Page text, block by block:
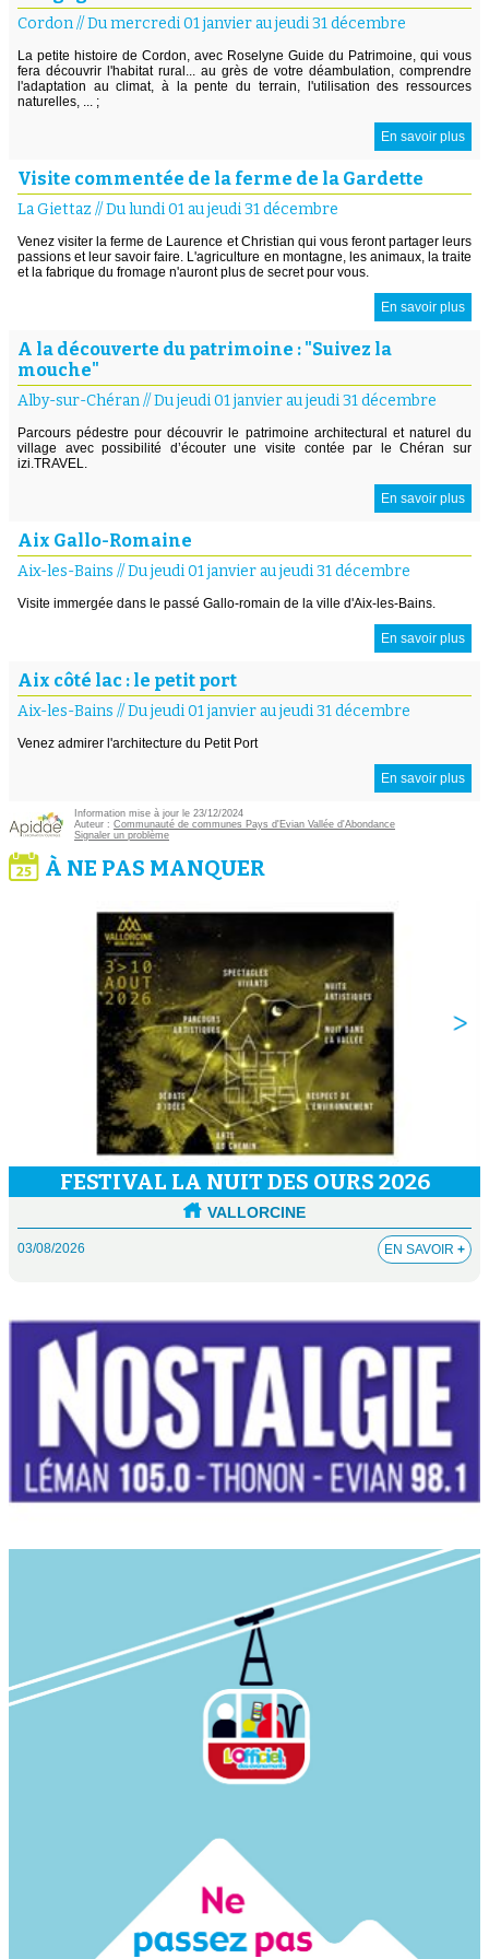
Cordon//Du mercredi 01 janvier au jeudi 31 décembre
La petite histoire de Cordon, avec Roselyne Guide du Patrimoine, qui vous
fera découvrir l'habitat rural... au grès de votre déambulation, comprendre
l'adaptation au climat, à la pente du terrain, l'utilisation des ressources
naturelles, ... ;
En savoir plus
Visite commentée de la ferme de la Gardette
La Giettaz //Du lundi 01 au jeudi 31 décembre
Venez visiter la ferme de Laurence et Christian qui vous feront partager leurs
passions et leur savoir faire. L'agriculture en montagne, les animaux, la traite
et la fabrique du fromage n'auront plus de secret pour vous.
En savoir plus
A la découverte du patrimoine : "Suivez la
mouche"
Alby-sur-Chéran//Du jeudi 01 janvier au jeudi 31 décembre
Parcours pédestre pour découvrir le patrimoine architectural et naturel du
village avec possibilité d’écouter une visite contée par le Chéran sur
izi.TRAVEL.
En savoir plus
Aix Gallo-Romaine
Aix-les-Bains //Du jeudi 01 janvier au jeudi 31 décembre
Visite immergée dans le passé Gallo-romain de la ville d'Aix-les-Bains.
En savoir plus
Aix côté lac : le petit port
Aix-les-Bains //Du jeudi 01 janvier au jeudi 31 décembre
Venez admirer l'architecture du Petit Port
En savoir plus
Information mise à jour le 23/12/2024
Auteur : Communauté de communes Pays d'Evian Vallée d'Abondance
Signaler un problème
À NE PAS MANQUER
FESTIVAL LA NUIT DES OURS 2026
VALLORCINE
03/08/2026 EN SAVOIR +